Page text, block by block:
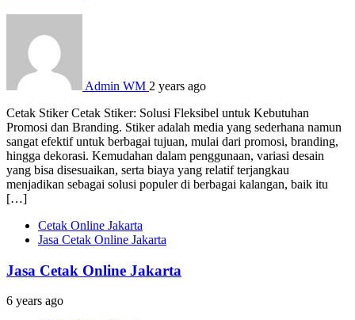
Admin WM 2 years ago
Cetak Stiker Cetak Stiker: Solusi Fleksibel untuk Kebutuhan
Promosi dan Branding. Stiker adalah media yang sederhana namun
sangat efektif untuk berbagai tujuan, mulai dari promosi, branding,
hingga dekorasi. Kemudahan dalam penggunaan, variasi desain
yang bisa disesuaikan, serta biaya yang relatif terjangkau
menjadikan sebagai solusi populer di berbagai kalangan, baik itu
[…]
Cetak Online Jakarta
Jasa Cetak Online Jakarta
Jasa Cetak Online Jakarta
6 years ago